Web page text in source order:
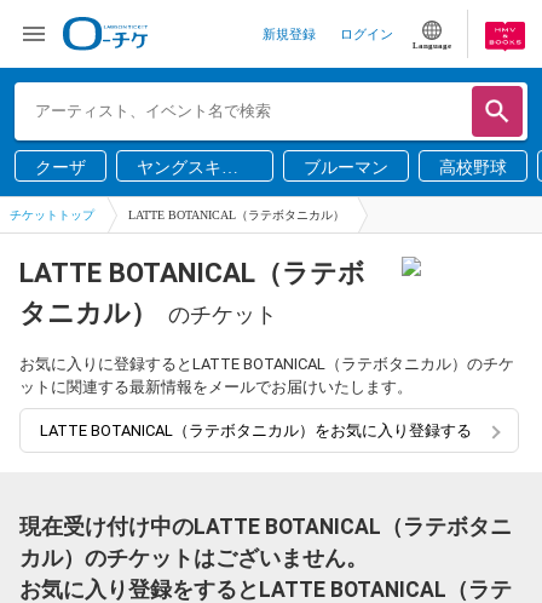
新規登録 ログイン
Language
クーザ
ヤングスキニ
ー
ブルーマン 高校野球
チケットトップ LATTE BOTANICAL（ラテボタニカル）
LATTE BOTANICAL（ラテボ
タニカル）
のチケット
お気に入りに登録するとLATTE BOTANICAL（ラテボタニカル）のチケ
ットに関連する最新情報をメールでお届けいたします。
LATTE BOTANICAL（ラテボタニカル）をお気に入り登録する
現在受け付け中のLATTE BOTANICAL（ラテボタニ
カル）のチケットはございません。
お気に入り登録をするとLATTE BOTANICAL（ラテ